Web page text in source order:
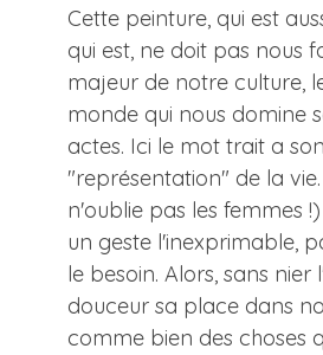
Cette peinture, qui est
qui est, ne doit pas nous
majeur de notre culture,
monde qui nous domine
actes. Ici le mot trait a
"représentation" de la
n'oublie pas les femmes
un geste l'inexprimable,
le besoin. Alors, sans
douceur sa place dans
comme bien des choses